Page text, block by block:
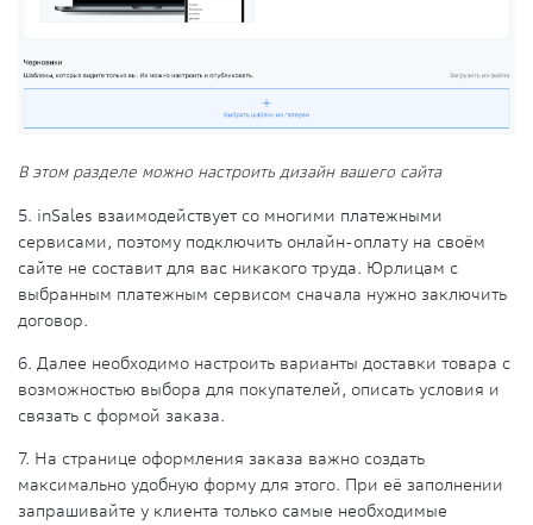
В этом разделе можно настроить дизайн вашего сайта
5. inSales взаимодействует со многими платежными
сервисами, поэтому подключить онлайн-оплату на своём
сайте не составит для вас никакого труда. Юрлицам с
выбранным платежным сервисом сначала нужно заключить
договор.
6. Далее необходимо настроить варианты доставки товара с
возможностью выбора для покупателей, описать условия и
связать с формой заказа.
7. На странице оформления заказа важно создать
максимально удобную форму для этого. При её заполнении
запрашивайте у клиента только самые необходимые